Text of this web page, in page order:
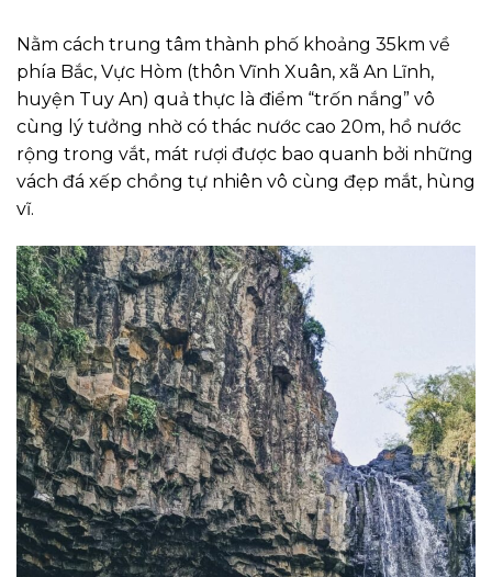
Nằm cách trung tâm thành phố khoảng 35km về
phía Bắc, Vực Hòm (thôn Vĩnh Xuân, xã An Lĩnh,
huyện Tuy An) quả thực là điểm “trốn nắng” vô
cùng lý tưởng nhờ có thác nước cao 20m, hồ nước
rộng trong vắt, mát rượi được bao quanh bởi những
vách đá xếp chồng tự nhiên vô cùng đẹp mắt, hùng
vĩ.